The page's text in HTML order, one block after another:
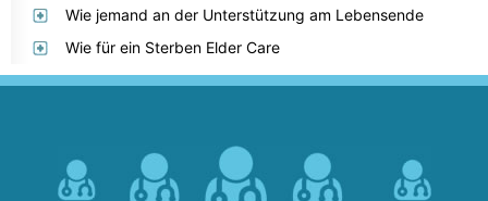
Wie jemand an der Unterstützung am Lebensende
Wie für ein Sterben Elder Care